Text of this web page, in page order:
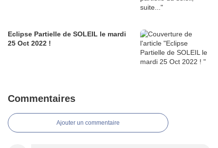
Eclipse Partielle de SOLEIL le mardi
25 Oct 2022 !
Commentaires
Ajouter un commentaire